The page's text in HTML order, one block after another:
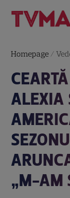
Homepage /
ALEXIA
„M-AM